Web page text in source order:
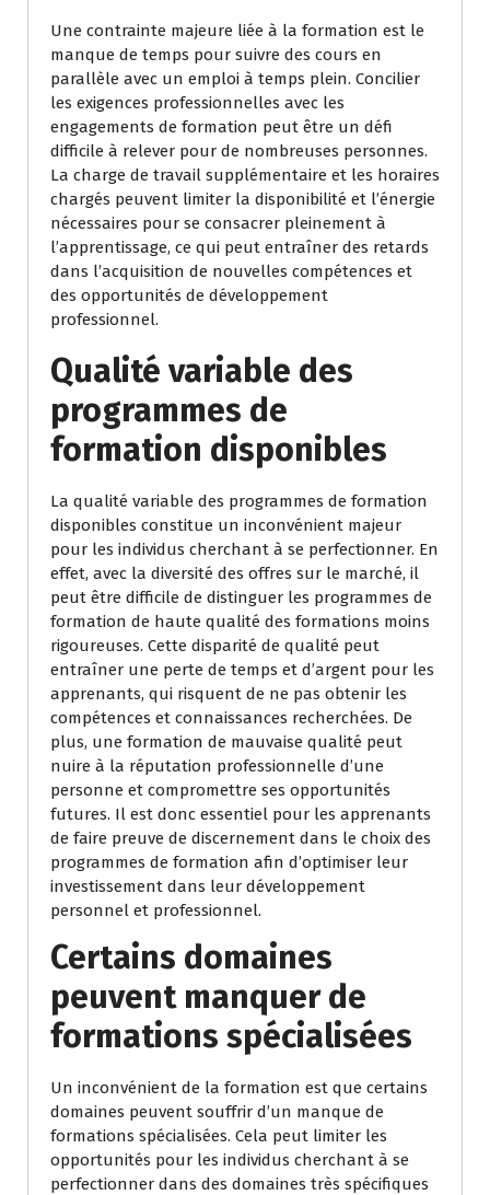
Une contrainte majeure liée à la formation est le
manque de temps pour suivre des cours en
parallèle avec un emploi à temps plein. Concilier
les exigences professionnelles avec les
engagements de formation peut être un défi
difficile à relever pour de nombreuses personnes.
La charge de travail supplémentaire et les horaires
chargés peuvent limiter la disponibilité et l’énergie
nécessaires pour se consacrer pleinement à
l’apprentissage, ce qui peut entraîner des retards
dans l’acquisition de nouvelles compétences et
des opportunités de développement
professionnel.
Qualité variable des
programmes de
formation disponibles
La qualité variable des programmes de formation
disponibles constitue un inconvénient majeur
pour les individus cherchant à se perfectionner. En
effet, avec la diversité des offres sur le marché, il
peut être difficile de distinguer les programmes de
formation de haute qualité des formations moins
rigoureuses. Cette disparité de qualité peut
entraîner une perte de temps et d’argent pour les
apprenants, qui risquent de ne pas obtenir les
compétences et connaissances recherchées. De
plus, une formation de mauvaise qualité peut
nuire à la réputation professionnelle d’une
personne et compromettre ses opportunités
futures. Il est donc essentiel pour les apprenants
de faire preuve de discernement dans le choix des
programmes de formation afin d’optimiser leur
investissement dans leur développement
personnel et professionnel.
Certains domaines
peuvent manquer de
formations spécialisées
Un inconvénient de la formation est que certains
domaines peuvent souffrir d’un manque de
formations spécialisées. Cela peut limiter les
opportunités pour les individus cherchant à se
perfectionner dans des domaines très spécifiques